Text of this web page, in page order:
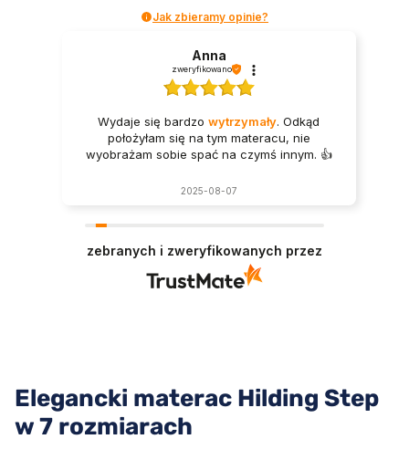
Jak zbieramy opinie?
Anna
zweryfikowano
Wydaje się bardzowytrzymały. Odkąd
położyłam się na tym materacu, nie
wyobrażam sobie spać na czymś innym. 👍️
2025-08-07
zebranych i zweryfikowanych przez
Elegancki materac Hilding Step
w 7 rozmiarach